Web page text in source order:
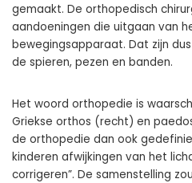
gemaakt. De orthopedisch
aandoeningen die uitgaan van
bewegingsapparaat. Dat zijn
de spieren, pezen en banden.
Het woord orthopedie is
Griekse orthos (recht) en
de orthopedie dan ook
kinderen afwijkingen van het
corrigeren”. De samenstelling